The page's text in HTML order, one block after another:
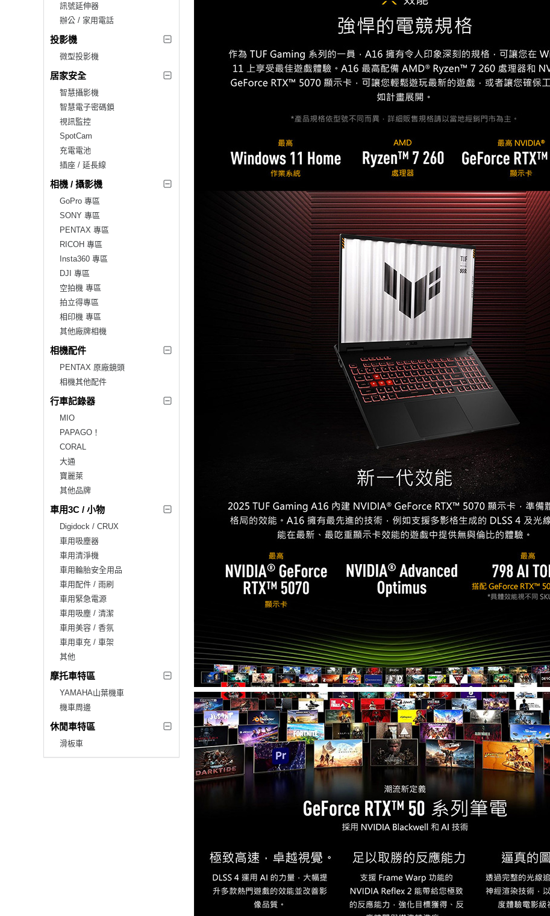
訊號延伸器
辦公 / 家用電話
投影機
微型投影機
居家安全
智慧攝影機
智慧電子密碼鎖
視訊監控
SpotCam
充電電池
插座 / 延長線
相機 / 攝影機
GoPro 專區
SONY 專區
PENTAX 專區
RICOH 專區
Insta360 專區
DJI 專區
空拍機 專區
拍立得專區
相印機 專區
其他廠牌相機
相機配件
PENTAX 原廠鏡頭
相機其他配件
行車記錄器
MIO
PAPAGO！
CORAL
大通
寶麗萊
其他品牌
車用3C / 小物
Digidock / CRUX
車用吸塵器
車用清淨機
車用輪胎安全用品
車用配件 / 雨刷
車用緊急電源
車用吸塵 / 清潔
車用美容 / 香氛
車用車充 / 車架
其他
摩托車特區
YAMAHA山葉機車
機車周邊
休閒車特區
滑板車